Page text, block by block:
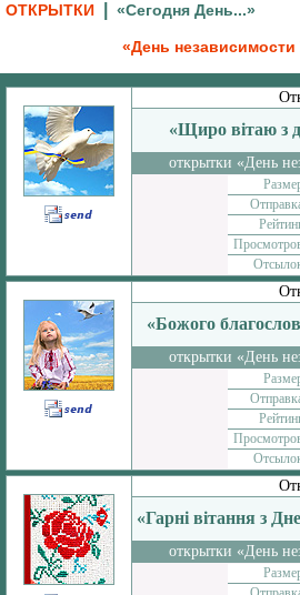
ОТКРЫТКИ «Сегодня День...»
«День
«Щиро вітаю з
открытки «День
«Божого
открытки «День
«Гарні вітання з
открытки «День